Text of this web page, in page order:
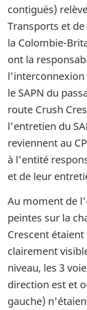
contiguës)
Transports et
la Colombie-
ont la
l'interconnexion
le SAPN du
route Crush
l'entretien du
reviennent au
à l'entité
et de leur
Au moment de
peintes sur la
Crescent
clairement
niveau, les 3
direction est et
gauche)